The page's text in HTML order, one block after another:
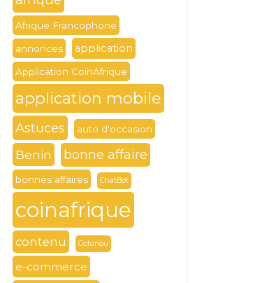
Afrique Francophone
annonces application
Application CoinAfrique
application mobile
Astuces auto d'occasion
Benin bonne affaire
bonnes affaires ChatBot
coinafrique
contenu Cotonou
e-commerce